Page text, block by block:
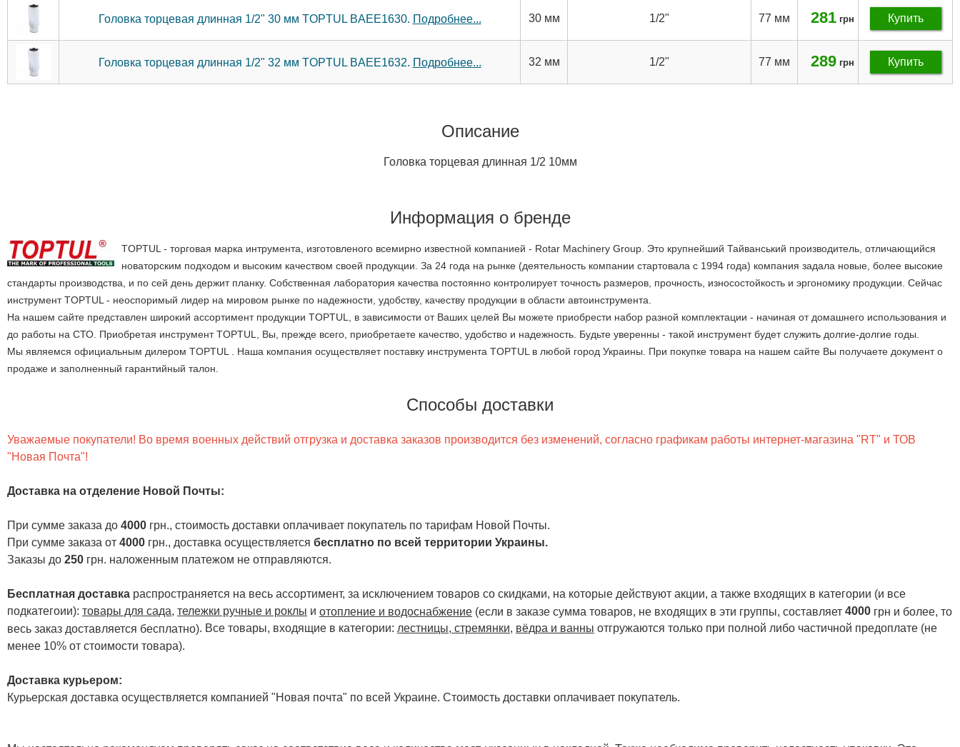
Головка торцевая длинная 1/2" 30 мм TOPTUL BAEE1630. Подробнее... 30 мм 1/2" 77 мм 281 грн Купить
Головка торцевая длинная 1/2" 32 мм TOPTUL BAEE1632. Подробнее... 32 мм 1/2" 77 мм 289 грн Купить
Описание
Головка торцевая длинная 1/2 10мм
Информация о бренде
TOPTUL - торговая марка интрумента, изготовленого всемирно известной компанией - Rotar Machinery Group. Это крупнейший Тайванський производитель, отличающийся
новаторским подходом и высоким качеством своей продукции. За 24 года на рынке (деятельность компании стартовала с 1994 года) компания задала новые, более высокие
стандарты производства, и по сей день держит планку. Собственная лаборатория качества постоянно контролирует точность размеров, прочность, износостойкость и эргономику продукции. Сейчас
инструмент TOPTUL - неоспоримый лидер на мировом рынке по надежности, удобству, качеству продукции в области автоинструмента.
На нашем сайте представлен широкий ассортимент продукции TOPTUL, в зависимости от Ваших целей Вы можете приобрести набор разной комплектации - начиная от домашнего использования и
до работы на СТО. Приобретая инструмент TOPTUL, Вы, прежде всего, приобретаете качество, удобство и надежность. Будьте уверенны - такой инструмент будет служить долгие-долгие годы.
Мы являемся официальным дилером TOPTUL . Наша компания осуществляет поставку инструмента TOPTUL в любой город Украины. При покупке товара на нашем сайте Вы получаете документ о
продаже и заполненный гарантийный талон.
Способы доставки
Уважаемые покупатели! Во время военных действий отгрузка и доставка заказов производится без изменений, согласно графикам работы интернет-магазина "RT" и ТОВ
"Новая Почта"!
Доставка на отделение Новой Почты:
При сумме заказа до 4000 грн., стоимость доставки оплачивает покупатель по тарифам Новой Почты.
При сумме заказа от 4000 грн., доставка осуществляется бесплатно по всей территории Украины.
Заказы до 250 грн. наложенным платежом не отправляются.
Бесплатная доставка распространяется на весь ассортимент, за исключением товаров со скидками, на которые действуют акции, а также входящих в категории (и все
подкатегоии): товары для сада, тележки ручные и роклы и отопление и водоснабжение (если в заказе сумма товаров, не входящих в эти группы, составляет 4000 грн и более, то
весь заказ доставляется бесплатно). Все товары, входящие в категории: лестницы, стремянки, вёдра и ванны отгружаются только при полной либо частичной предоплате (не
менее 10% от стоимости товара).
Доставка курьером:
Курьерская доставка осуществляется компанией "Новая почта" по всей Украине. Стоимость доставки оплачивает покупатель.